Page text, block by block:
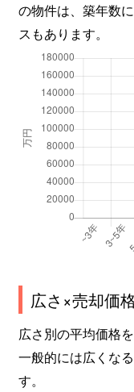
の物件は、築年数
スもあります。
広さ×売却価
広さ別の平均価格
一般的には広くな
す。